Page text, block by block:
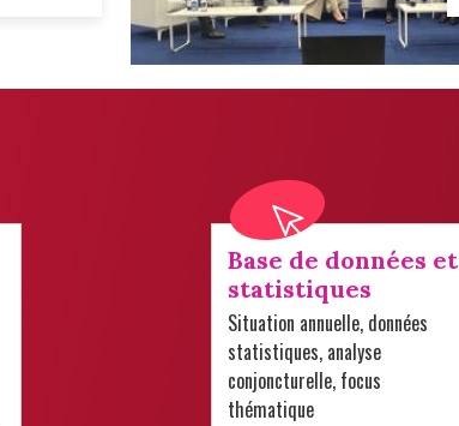
Base de données et
statistiques
Situation annuelle, données
statistiques, analyse
conjoncturelle, focus
thématique